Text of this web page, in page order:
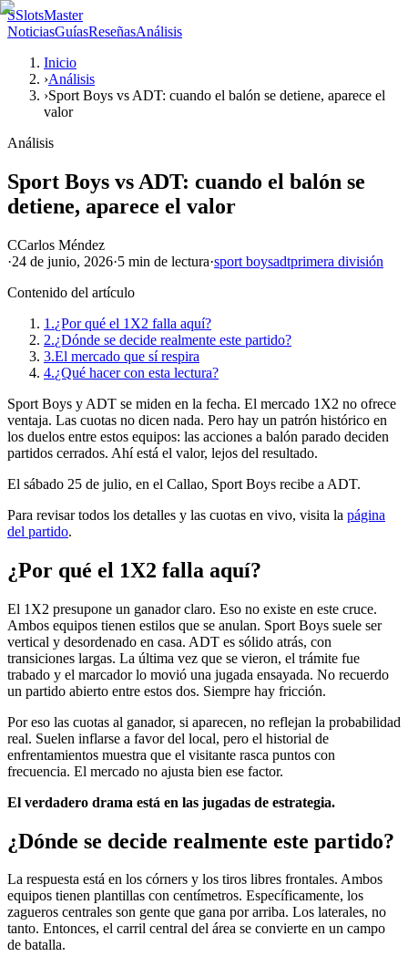
SSlotsMaster
NoticiasGuíasReseñasAnálisis
Inicio
›Análisis
›Sport Boys vs ADT: cuando el balón se detiene, aparece el
valor
Análisis
Sport Boys vs ADT: cuando el balón se
detiene, aparece el valor
CCarlos Méndez
·24 de junio, 2026·5 min de lectura·sport boysadtprimera división
Contenido del artículo
1.¿Por qué el 1X2 falla aquí?
2.¿Dónde se decide realmente este partido?
3.El mercado que sí respira
4.¿Qué hacer con esta lectura?
Sport Boys y ADT se miden en la fecha. El mercado 1X2 no ofrece
ventaja. Las cuotas no dicen nada. Pero hay un patrón histórico en
los duelos entre estos equipos: las acciones a balón parado deciden
partidos cerrados. Ahí está el valor, lejos del resultado.
El sábado 25 de julio, en el Callao, Sport Boys recibe a ADT.
Para revisar todos los detalles y las cuotas en vivo, visita la página
del partido.
¿Por qué el 1X2 falla aquí?
El 1X2 presupone un ganador claro. Eso no existe en este cruce.
Ambos equipos tienen estilos que se anulan. Sport Boys suele ser
vertical y desordenado en casa. ADT es sólido atrás, con
transiciones largas. La última vez que se vieron, el trámite fue
trabado y el marcador lo movió una jugada ensayada. No recuerdo
un partido abierto entre estos dos. Siempre hay fricción.
Por eso las cuotas al ganador, si aparecen, no reflejan la probabilidad
real. Suelen inflarse a favor del local, pero el historial de
enfrentamientos muestra que el visitante rasca puntos con
frecuencia. El mercado no ajusta bien ese factor.
El verdadero drama está en las jugadas de estrategia.
¿Dónde se decide realmente este partido?
La respuesta está en los córners y los tiros libres frontales. Ambos
equipos tienen plantillas con centímetros. Específicamente, los
zagueros centrales son gente que gana por arriba. Los laterales, no
tanto. Entonces, el carril central del área se convierte en un campo
de batalla.